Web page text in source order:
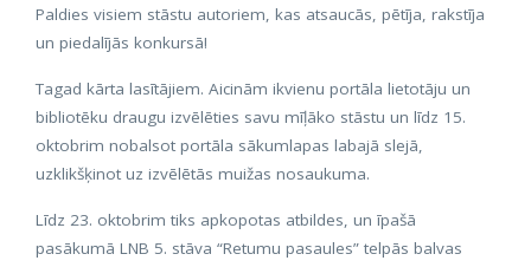
Paldies visiem stāstu autoriem, kas atsaucās, pētīja, rakstīja
un piedalījās konkursā!
Tagad kārta lasītājiem. Aicinām ikvienu portāla lietotāju un
bibliotēku draugu izvēlēties savu mīļāko stāstu un līdz 15.
oktobrim nobalsot portāla sākumlapas labajā slejā,
uzklikšķinot uz izvēlētās muižas nosaukuma.
Līdz 23. oktobrim tiks apkopotas atbildes, un īpašā
pasākumā LNB 5. stāva “Retumu pasaules” telpās balvas